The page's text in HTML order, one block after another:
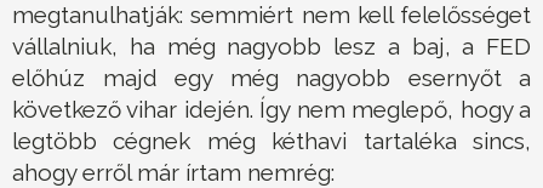
megtanulhatják: semmiért nem kell felelősséget
vállalniuk, ha még nagyobb lesz a baj, a FED
előhúz majd egy még nagyobb esernyőt a
következő vihar idején. Így nem meglepő, hogy a
legtöbb cégnek még kéthavi tartaléka sincs,
ahogy erről már írtam nemrég: